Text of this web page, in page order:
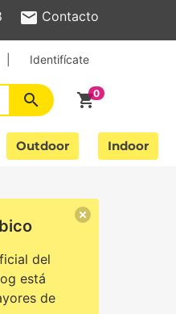
Contacto
shopping_cart
search
Outdoor Indoor
Identifícate
del
está
de